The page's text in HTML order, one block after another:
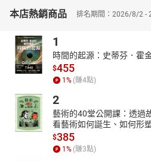
本店熱銷商品 排名期間：2026/8/2 -
1
時間的起源：史蒂芬．霍
$455
1 % (賺4點)
2
藝術的40堂公開課：透過
看藝術如何誕生、如何形
$385
1 % (賺3點)